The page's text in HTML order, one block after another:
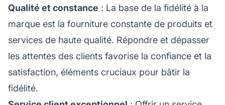
Qualité et constance : La base de la fidélité à la
marque est la fourniture constante de produits et
services de haute qualité. Répondre et dépasser
les attentes des clients favorise la confiance et la
satisfaction, éléments cruciaux pour bâtir la
fidélité.